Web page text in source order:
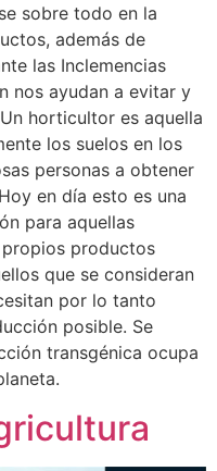
sobre todo en la
además de
las Inclemencias
nos ayudan a evitar y
horticultor es aquella
los suelos en los
personas a obtener
en día esto es una
para aquellas
propios productos
que se consideran
por lo tanto
posible. Se
transgénica ocupa